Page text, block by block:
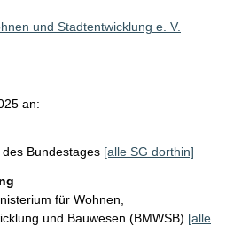
und Stadtentwicklung e. V.
an:
Bundestages [alle SG dorthin]
für Wohnen,
und Bauwesen (BMWSB) [alle